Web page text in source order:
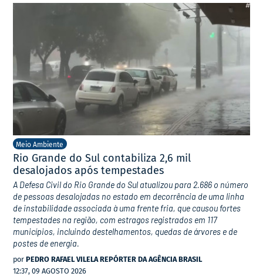
Meio Ambiente
Rio Grande do Sul contabiliza 2,6 mil
desalojados após tempestades
A Defesa Civil do Rio Grande do Sul atualizou para 2.686 o número
de pessoas desalojadas no estado em decorrência de uma linha
de instabilidade associada à uma frente fria, que causou fortes
tempestades na região, com estragos registrados em 117
municípios, incluindo destelhamentos, quedas de árvores e de
postes de energia.
por PEDRO RAFAEL VILELA REPÓRTER DA AGÊNCIA BRASIL
12:37, 09 AGOSTO 2026